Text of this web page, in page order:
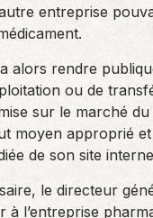
entreprise
alors rendre
ou de
sur le marché
moyen approprié
de son site
le directeur
à l’entreprise